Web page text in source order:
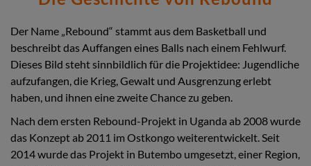
Der Name „Rebound“ stammt aus dem Basketball und
beschreibt das Auffangen eines Balls nach einem Fehlwurf.
Dieses Bild steht sinnbildlich für die Projektidee: Jugendliche
aufzufangen, die Krieg, Gewalt und Ausgrenzung erlebt
haben, und ihnen eine zweite Chance zu geben.
Nach dem ersten Rebound-Projekt in Uganda ab 2008 wurde
das Konzept ab 2011 im Ostkongo weiterentwickelt. Seit
2014 wurde das Projekt in Butembo umgesetzt, einer Region,